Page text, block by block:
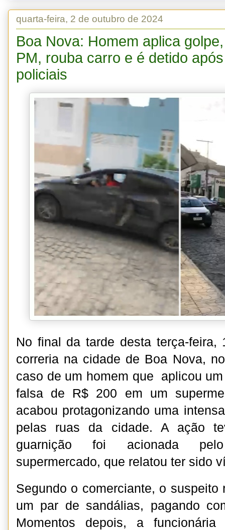
quarta-feira, 2 de outubro de 2024
Boa Nova: Homem aplica
PM, rouba carro e é detido
policiais
No final da tarde desta terça-feira,
correria na cidade de Boa Nova,
caso de um homem que aplicou
falsa de R$ 200 em um
acabou protagonizando uma
pelas ruas da cidade. A ação
guarnição foi acionada
supermercado, que relatou ter sido
Segundo o comerciante, o suspeito
um par de sandálias, pagando
Momentos depois, a funcionária